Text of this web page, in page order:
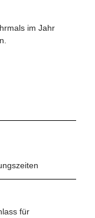
im Jahr
für